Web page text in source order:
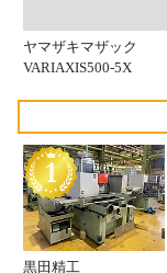
ヤマザキマザック
VARIAXIS500-5X
黒田精工